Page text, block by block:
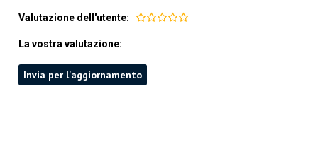
Valutazione dell'utente:
La vostra valutazione:
Invia per l'aggiornamento